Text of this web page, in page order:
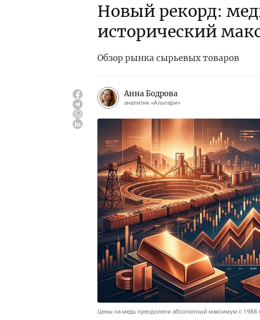
Новый рекорд:
исторический
Обзор рынка сырьевых товаров
Анна Бодрова
аналитик «Альпари»
Цены на медь преодолели абсолютный максимум с 1988